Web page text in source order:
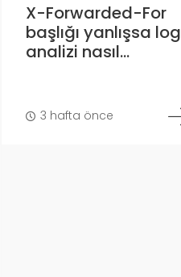
X-Forwarded-For
başlığı yanlışsa log
analizi nasıl...
3 hafta önce